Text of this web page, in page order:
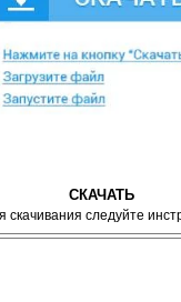
СКАЧАТЬ
скачивания следуйте